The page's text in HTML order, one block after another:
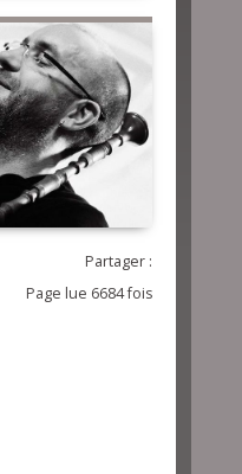
Partager :
Page lue 6684 fois